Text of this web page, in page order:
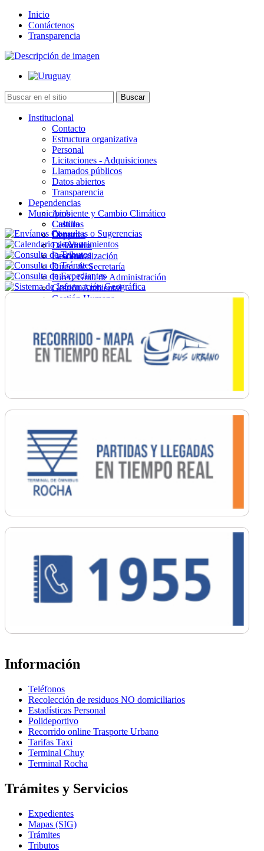
Inicio
Contáctenos
Transparencia
Institucional
Contacto
Estructura organizativa
Personal
Licitaciones - Adquisiciones
Llamados públicos
Datos abiertos
Transparencia
Dependencias
Ambiente y Cambio Climático
Cultura
Deportes
Desarrollo
Descentralización
Direc. de Secretaría
Direc. Gral. de Administración
Gestión Ambiental
Gestión Humana
Ordenamiento
Promoción Social
Salud
Secretaría General
Municipios
Castillos
Chuy
La Paloma
Lascano
Información
Teléfonos
Recolección de residuos NO domiciliarios
Estadísticas Personal
Polideportivo
Recorrido online Trasporte Urbano
Tarifas Taxi
Terminal Chuy
Terminal Rocha
Trámites y Servicios
Expedientes
Mapas (SIG)
Trámites
Tributos